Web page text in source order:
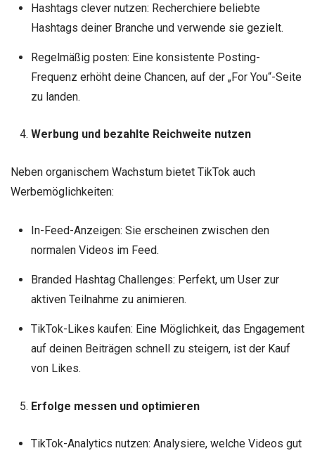
Hashtags clever nutzen: Recherchiere beliebte
Hashtags deiner Branche und verwende sie gezielt.
Regelmäßig posten: Eine konsistente Posting-
Frequenz erhöht deine Chancen, auf der „For You“-Seite
zu landen.
Werbung und bezahlte Reichweite nutzen
Neben organischem Wachstum bietet TikTok auch
Werbemöglichkeiten:
In-Feed-Anzeigen: Sie erscheinen zwischen den
normalen Videos im Feed.
Branded Hashtag Challenges: Perfekt, um User zur
aktiven Teilnahme zu animieren.
TikTok-Likes kaufen: Eine Möglichkeit, das Engagement
auf deinen Beiträgen schnell zu steigern, ist der Kauf
von Likes.
Erfolge messen und optimieren
TikTok-Analytics nutzen: Analysiere, welche Videos gut